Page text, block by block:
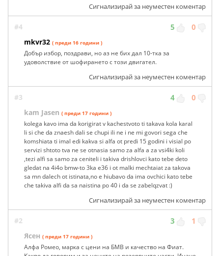
Сигнализирай за неуместен коментар
#4 5 0
mkvr32 ( преди 16 години )
Добър избор, поздрави, но аз не бих дал 10-тка за
удоволствие от шофирането с този двигател.
Сигнализирай за неуместен коментар
#3 4 0
kam Jasen ( преди 17 години )
kolega kavo ima da korigirat v kachestvoto ti takava kola karal
li si che da znaesh dali se chupi ili ne i ne mi govori sega che
komshiata ti imal edi kakva si alfa ot predi 15 godini i visial po
servizi shtoto tva ne se otnasia samo za alfa a za vsi4ki koli
,tezi alfi sa samo za ceniteli i takiva drishlovci kato tebe deto
gledat na 4i4o bmw-to 3ka e36 i ot malki mechtaiat za takova
sa mn dalech ot istinata,no e hiubavo da ima ovchici kato tebe
che takiva alfi da sa naistina po 40 i da se zabelqzvat :)
Сигнализирай за неуместен коментар
#2 3 1
Ясен ( преди 17 години )
Алфа Ромео, марка с цени на БМВ и качество на Фиат.